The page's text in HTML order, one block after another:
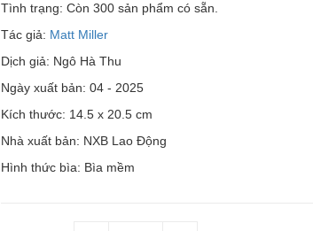
Tình trạng: Còn 300 sản phẩm có sẵn.
Tác giả: Matt Miller
Dịch giả: Ngô Hà Thu
Ngày xuất bản: 04 - 2025
Kích thước: 14.5 x 20.5 cm
Nhà xuất bản: NXB Lao Động
Hình thức bìa: Bìa mềm